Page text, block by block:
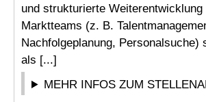
und strukturierte Weiterentwicklung
Marktteams (z. B.
Nachfolgeplanung, Personalsuche)
als [...]
MEHR INFOS ZUM